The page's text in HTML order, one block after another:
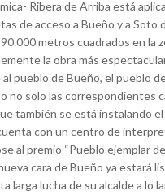
Ribera de Arriba está
de acceso a Bueño y a
metros cuadrados en la
la obra más
pueblo de Bueño, el pueblo
no solo las correspondientes
también se está instalando
con un centro de
al premio “Pueblo ejemplar
cara de Bueño ya estará
larga lucha de su alcalde a lo